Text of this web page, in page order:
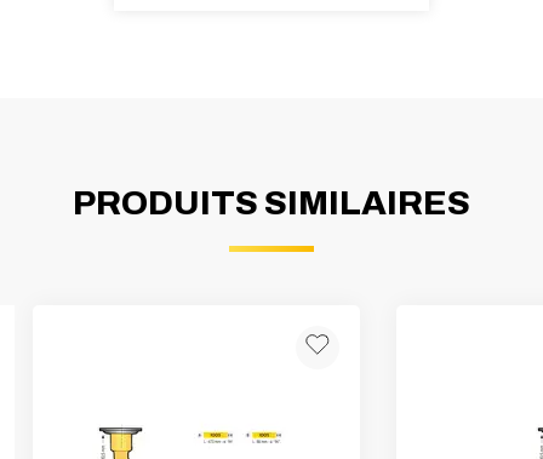
PRODUITS SIMILAIRES